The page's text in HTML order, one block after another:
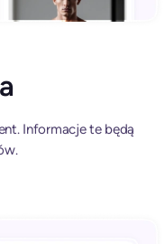
Informacje te będą